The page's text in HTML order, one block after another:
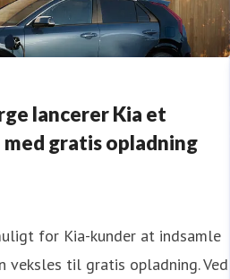
lancerer Kia et
gratis opladning
for Kia-kunder at indsamle
veksles til gratis opladning. Ved